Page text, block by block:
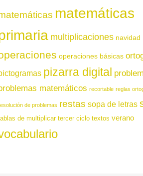
matemáticas
multiplicaciones navidad
operaciones básicas
pizarra digital
matemáticos recortable reglas
de problemas restas sopa de letras
de multiplicar tercer ciclo textos verano